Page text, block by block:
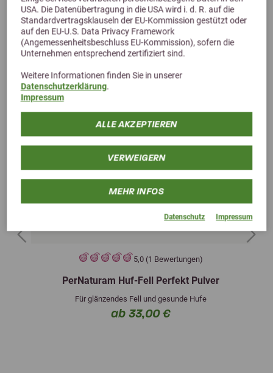
USA. Die Datenübertragung in die USA wird i. d. R. auf die
Standardvertragsklauseln der EU-Kommission gestützt oder
auf den EU-U.S. Data Privacy Framework
(Angemessenheitsbeschluss EU-Kommission), sofern die
Unternehmen entsprechend zertifiziert sind.
Weitere Informationen finden Sie in unserer
Datenschutzerklärung.
Impressum
ALLE AKZEPTIEREN
VERWEIGERN
MEHR INFOS
Datenschutz Impressum
5,0 (1 Bewertungen)
PerNaturam Huf-Fell Perfekt Pulver
Für glänzendes Fell und gesunde Hufe
ab 33,00 €
Previous Next